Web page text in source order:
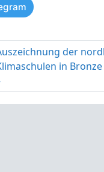
der
in